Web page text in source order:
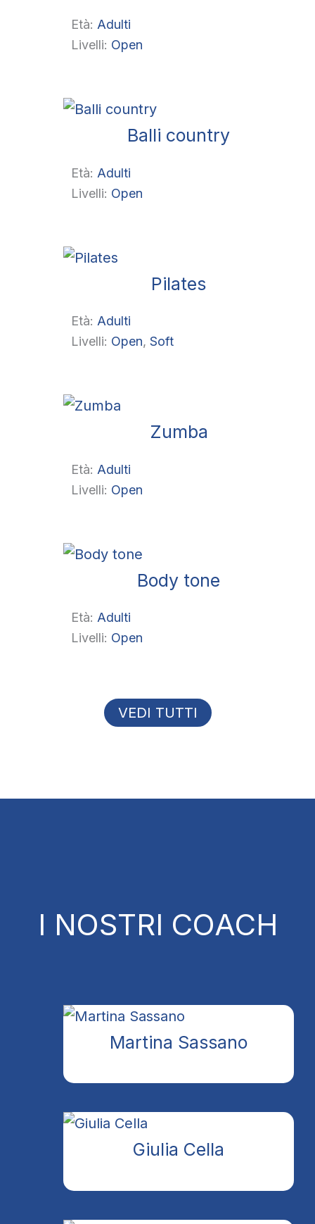
Età: Adulti
Livelli: Open
Balli country
Età: Adulti
Livelli: Open
Pilates
Età: Adulti
Livelli: Open, Soft
Zumba
Età: Adulti
Livelli: Open
Body tone
Età: Adulti
Livelli: Open
VEDI TUTTI
I NOSTRI COACH
Martina Sassano
Giulia Cella